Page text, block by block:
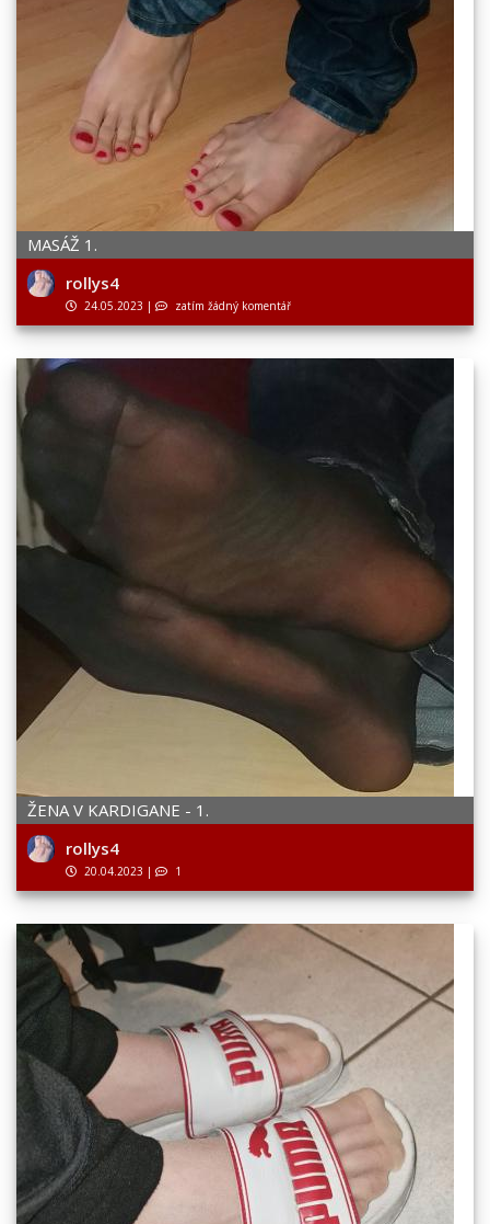
MASÁŽ 1.
rollys4
24.05.2023 | zatím žádný komentář
ŽENA V KARDIGANE - 1.
rollys4
20.04.2023 | 1